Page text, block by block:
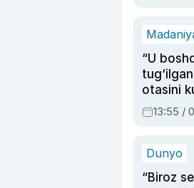
“U
otasini
dublyaj
13:55 /
Dunyo
“Biroz